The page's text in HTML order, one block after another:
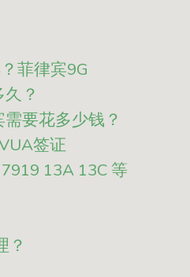
菲律宾9G
？
要花多少钱？
签证
13A 13C 等
？